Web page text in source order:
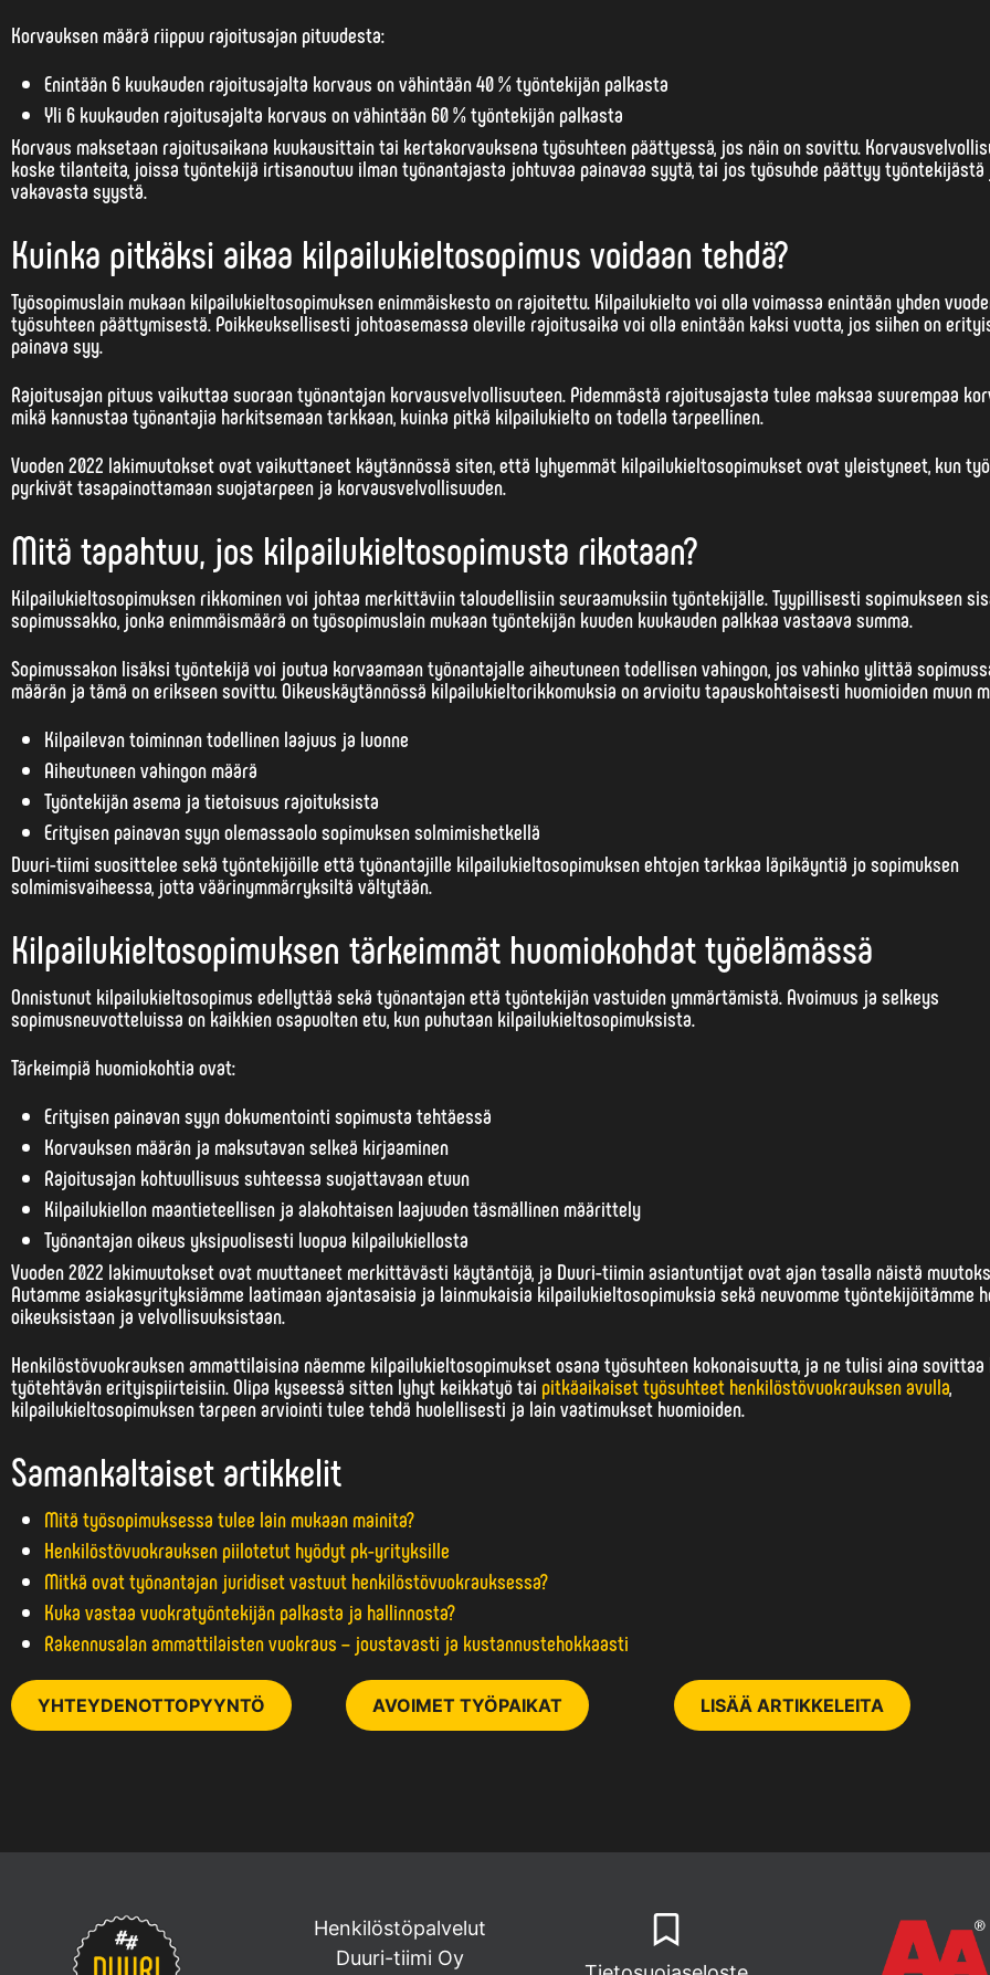
Korvauksen määrä riippuu rajoitusajan pituudesta:
Enintään 6 kuukauden rajoitusajalta korvaus on vähintään 40 % työntekijän palkasta
Yli 6 kuukauden rajoitusajalta korvaus on vähintään 60 % työntekijän palkasta
Korvaus maksetaan rajoitusaikana kuukausittain tai kertakorvauksena työsuhteen päättyessä, jos näin on sovittu.
koske tilanteita, joissa työntekijä irtisanoutuu ilman työnantajasta johtuvaa painavaa syytä, tai jos työsuhde päättyy
vakavasta syystä.
Kuinka pitkäksi aikaa kilpailukieltosopimus voidaan tehdä?
Työsopimuslain mukaan kilpailukieltosopimuksen enimmäiskesto on rajoitettu. Kilpailukielto voi olla voimassa enintään yhden
työsuhteen päättymisestä. Poikkeuksellisesti johtoasemassa oleville rajoitusaika voi olla enintään kaksi vuotta, jos siihen on
painava syy.
Rajoitusajan pituus vaikuttaa suoraan työnantajan korvausvelvollisuuteen. Pidemmästä rajoitusajasta tulee maksaa suurempaa
mikä kannustaa työnantajia harkitsemaan tarkkaan, kuinka pitkä kilpailukielto on todella tarpeellinen.
Vuoden 2022 lakimuutokset ovat vaikuttaneet käytännössä siten, että lyhyemmät kilpailukieltosopimukset ovat yleistyneet, kun
pyrkivät tasapainottamaan suojatarpeen ja korvausvelvollisuuden.
Mitä tapahtuu, jos kilpailukieltosopimusta rikotaan?
Kilpailukieltosopimuksen rikkominen voi johtaa merkittäviin taloudellisiin seuraamuksiin työntekijälle. Tyypillisesti sopimukseen
sopimussakko , jonka enimmäismäärä on työsopimuslain mukaan työntekijän kuuden kuukauden palkkaa vastaava summa.
Sopimussakon lisäksi työntekijä voi joutua korvaamaan työnantajalle aiheutuneen todellisen vahingon, jos vahinko ylittää
määrän ja tämä on erikseen sovittu. Oikeuskäytännössä kilpailukieltorikkomuksia on arvioitu tapauskohtaisesti huomioiden muun
Kilpailevan toiminnan todellinen laajuus ja luonne
Aiheutuneen vahingon määrä
Työntekijän asema ja tietoisuus rajoituksista
Erityisen painavan syyn olemassaolo sopimuksen solmimishetkellä
Duuri-tiimi suosittelee sekä työntekijöille että työnantajille kilpailukieltosopimuksen ehtojen tarkkaa läpikäyntiä jo sopimuksen
solmimisvaiheessa, jotta väärinymmärryksiltä vältytään.
Kilpailukieltosopimuksen tärkeimmät huomiokohdat työelämässä
Onnistunut kilpailukieltosopimus edellyttää sekä työnantajan että työntekijän vastuiden ymmärtämistä. Avoimuus ja selkeys
sopimusneuvotteluissa on kaikkien osapuolten etu, kun puhutaan kilpailukieltosopimuksista.
Tärkeimpiä huomiokohtia ovat:
Erityisen painavan syyn dokumentointi sopimusta tehtäessä
Korvauksen määrän ja maksutavan selkeä kirjaaminen
Rajoitusajan kohtuullisuus suhteessa suojattavaan etuun
Kilpailukiellon maantieteellisen ja alakohtaisen laajuuden täsmällinen määrittely
Työnantajan oikeus yksipuolisesti luopua kilpailukiellosta
Vuoden 2022 lakimuutokset ovat muuttaneet merkittävästi käytäntöjä, ja Duuri-tiimin asiantuntijat ovat ajan tasalla näistä
Autamme asiakasyrityksiämme laatimaan ajantasaisia ja lainmukaisia kilpailukieltosopimuksia sekä neuvomme työntekijöitämme
oikeuksistaan ja velvollisuuksistaan.
Henkilöstövuokrauksen ammattilaisina näemme kilpailukieltosopimukset osana työsuhteen kokonaisuutta, ja ne tulisi aina sovittaa
työtehtävän erityispiirteisiin. Olipa kyseessä sitten lyhyt keikkatyö tai pitkäaikaiset työsuhteet henkilöstövuokrauksen avulla
kilpailukieltosopimuksen tarpeen arviointi tulee tehdä huolellisesti ja lain vaatimukset huomioiden.
Samankaltaiset artikkelit
Mitä työsopimuksessa tulee lain mukaan mainita?
Henkilöstövuokrauksen piilotetut hyödyt pk-yrityksille
Mitkä ovat työnantajan juridiset vastuut henkilöstövuokrauksessa?
Kuka vastaa vuokratyöntekijän palkasta ja hallinnosta?
Rakennusalan ammattilaisten vuokraus – joustavasti ja kustannustehokkaasti
YHTEYDENOTTOPYYNTÖ AVOIMET TYÖPAIKAT LISÄÄ ARTIKKELEITA
Henkilöstöpalvelut
Duuri-tiimi Oy